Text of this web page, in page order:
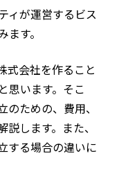
ィが運営するビス
す。
式会社を作ること
思います。そこ
ための、費用、
します。また、
する場合の違いに